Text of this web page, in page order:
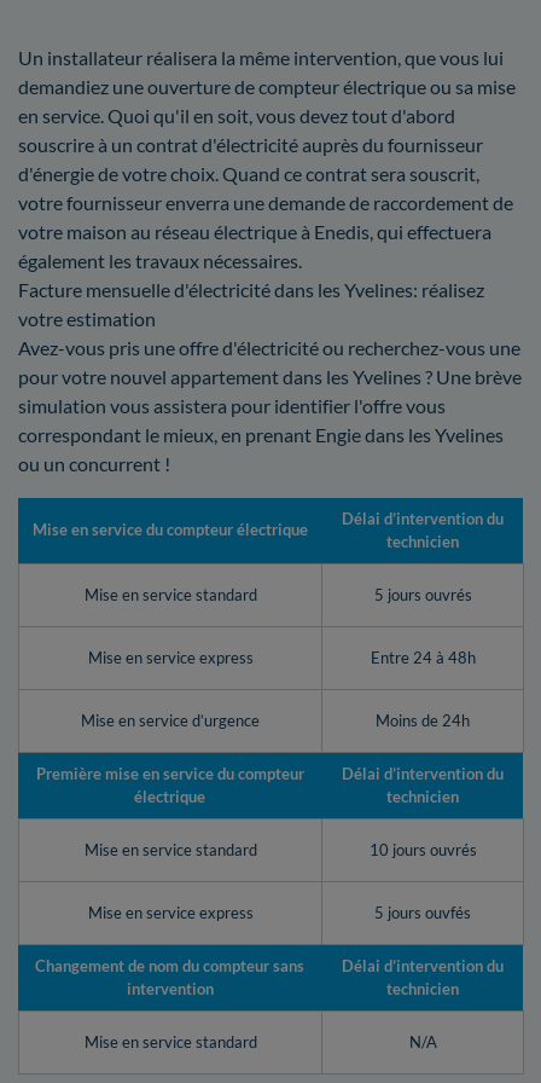
Un installateur réalisera la même intervention, que vous lui
demandiez une ouverture de compteur électrique ou sa mise
en service. Quoi qu'il en soit, vous devez tout d'abord
souscrire à un contrat d'électricité auprès du fournisseur
d'énergie de votre choix. Quand ce contrat sera souscrit,
votre fournisseur enverra une demande de raccordement de
votre maison au réseau électrique à Enedis, qui effectuera
également les travaux nécessaires.
Facture mensuelle d'électricité dans les Yvelines: réalisez
votre estimation
Avez-vous pris une offre d'électricité ou recherchez-vous une
pour votre nouvel appartement dans les Yvelines ? Une brève
simulation vous assistera pour identifier l'offre vous
correspondant le mieux, en prenant Engie dans les Yvelines
ou un concurrent !
Mise en service du compteur électrique
Délai d’intervention du
technicien
Mise en service standard 5 jours ouvrés
Mise en service express Entre 24 à 48h
Mise en service d’urgence Moins de 24h
Première mise en service du compteur
électrique
Délai d’intervention du
technicien
Mise en service standard 10 jours ouvrés
Mise en service express 5 jours ouvfés
Changement de nom du compteur sans
intervention
Délai d’intervention du
technicien
Mise en service standard N/A